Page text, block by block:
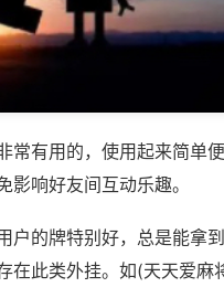
常有用的，使用起来简单
响好友间互动乐趣。
户的牌特别好，总是能拿
在此类外挂。如(天天爱麻